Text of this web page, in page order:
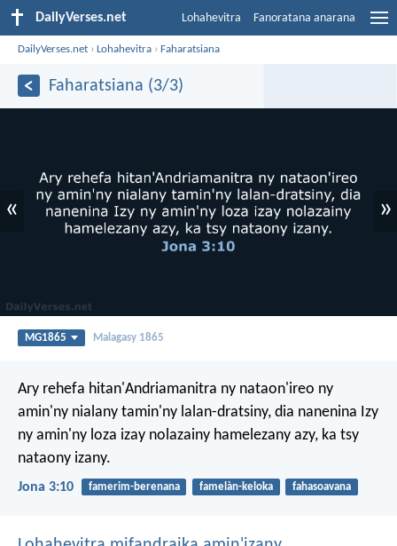
DailyVerses.net Lohahevitra Fanoratana anarana
DailyVerses.net ›Lohahevitra ›Faharatsiana
Faharatsiana (3/3)
« »
MG1865 Malagasy 1865
Ary rehefa hitan'Andriamanitra ny nataon'ireo ny
amin'ny nialany tamin'ny lalan-dratsiny, dia nanenina Izy
ny amin'ny loza izay nolazainy hamelezany azy, ka tsy
nataony izany.
Jona 3:10 famerim-berenana famelàn-keloka fahasoavana